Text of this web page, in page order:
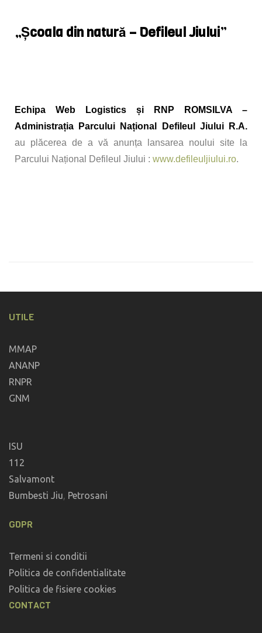
„Școala din natură – Defileul Jiului”
Echipa Web Logistics și RNP ROMSILVA –
Administrația Parcului Național Defileul Jiului R.A.
au plăcerea de a vă anunța lansarea noului site la
Parcului Național Defileul Jiului : www.defileuljiului.ro.
UTILE
MMAP
ANANP
RNPR
GNM
ISU
112
Salvamont
Bumbesti Jiu, Petrosani
GDPR
Termeni si conditii
Politica de confidentialitate
Politica de fisiere cookies
CONTACT